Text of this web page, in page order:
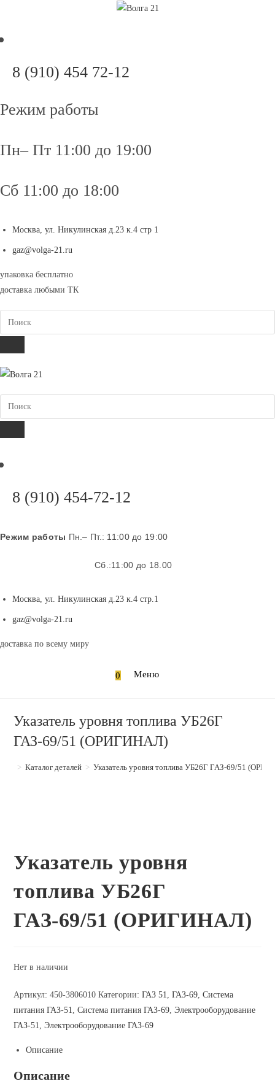
содержимому
8 (910) 454 72-12
Режим работы
Пн– Пт 11:00 до 19:00
Сб 11:00 до 18:00
Москва, ул. Никулинская д.23 к.4 стр 1
gaz@volga-21.ru
вашем
приложении
упаковка бесплатно
доставка любыми ТК
Поиск
Поиск
8 (910) 454-72-12
приложении
Режим работы Пн.– Пт.: 11:00 до 19:00
Сб.:11:00 до 18.00
Москва, ул. Никулинская д.23 к.4 стр.1
gaz@volga-21.ru
вашем
доставка по всему миру
0 Меню
Указатель уровня топлива УБ26Г
ГАЗ-69/51 (ОРИГИНАЛ)
> Каталог деталей > Указатель уровня топлива УБ26Г ГАЗ-69/51
Указатель уровня
топлива УБ26Г
ГАЗ-69/51 (ОРИГИНАЛ)
Нет в наличии
Артикул:450-3806010 Категории:ГАЗ 51 ,ГАЗ-69 ,Система
питания ГАЗ-51
,Система питания ГАЗ-69 ,Электрооборудование
ГАЗ-51
,Электрооборудование ГАЗ-69
Описание
Описание